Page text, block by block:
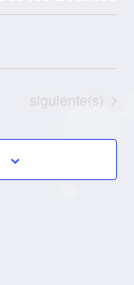
Eventos
siguiente(s)